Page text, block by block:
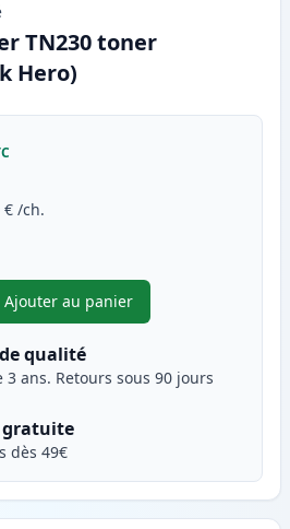
TN230 toner
Hero)
€ /ch.
ajuster
Ajouter au panier
,Pack de 4 Brother TN230
qualité
3 ans. Retours sous 90 jours
gratuite
dès 49€